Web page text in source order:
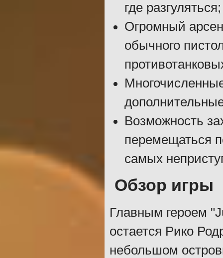
где разгуляться;
Огромный
обычного
Возможность
перемещаться
самых
Обзор игры
Главным героем
остается Рико
небольшом